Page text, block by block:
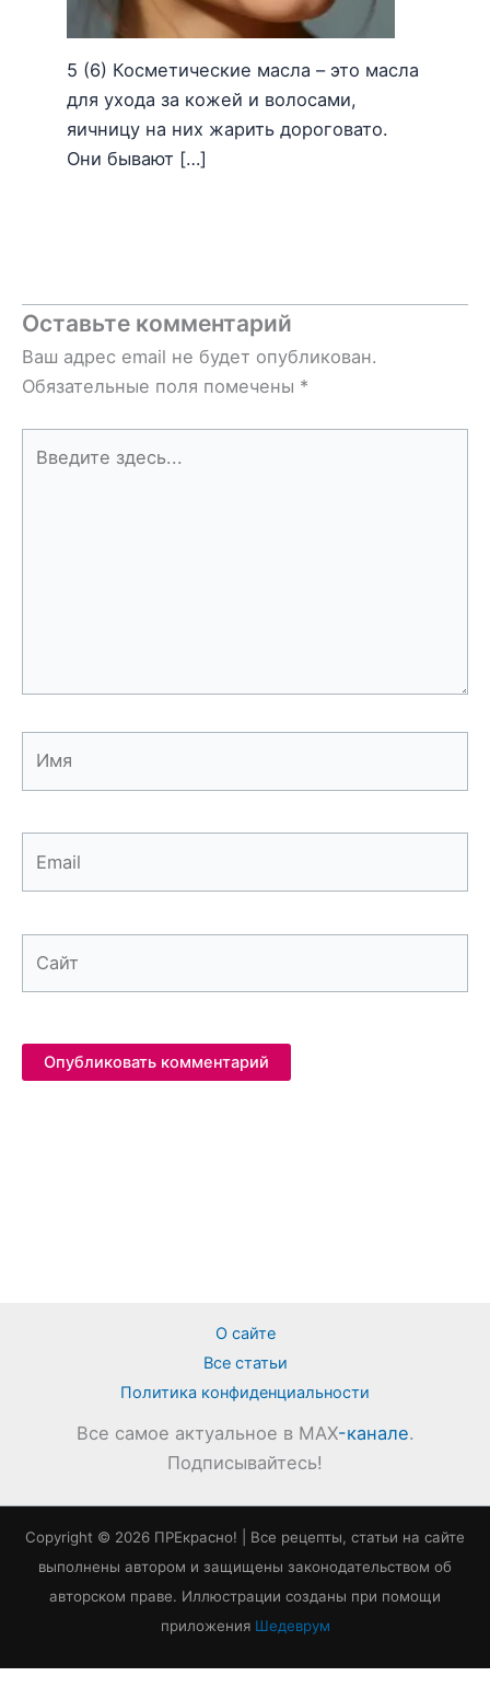
5 (6) Косметические масла – это масла
для ухода за кожей и волосами,
яичницу на них жарить дороговато.
Они бывают […]
Оставьте комментарий
Ваш адрес email не будет опубликован.
Обязательные поля помечены *
здесь...
О сайте
Все статьи
Политика конфиденциальности
Все самое актуальное в MAX-канале.
Подписывайтесь!
Copyright © 2026 ПРЕкрасно! | Все рецепты, статьи на сайте
выполнены автором и защищены законодательством об
авторском праве. Иллюстрации созданы при помощи
приложения Шедеврум